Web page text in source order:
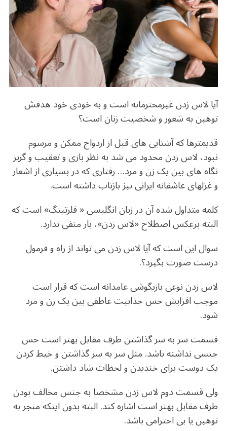
o
k p
آیا لاس زدن غیرمحترمانه است و به خودی خود هدفش
توهین به شعور و شخصیت زنان است؟
قدیمترها که آشنایی های قبل از ازدواج ممکن و مرسوم
نبود، لاس زدن محدود می شد به نظر بازی و تعقیب و گریز
نگاه های بین یک زن و مرد… رفتاری که در بسیاری از اشعار
و غزلهای عاشقانه ایرانی نیز بازتاب داشته است.
کلمه متداول شده آن در زبان انگلیسی « فلرتینگ» است که
البته برعکس اصطلاح «لاس زدن»، بار منفی ندارد.
سوال این است که آیا لاس زدن می تواند از راه و فرمول
درست صورت بگیرد؟.
لاس زدن نوعی بازیگوشی عامدانه است که قرار است
موجب افزایش حس جذابیت عاطفی بین یک زن و مرد
شود.
قسمت سر به سر گذاشتن طرف مقابل بهتر است حس
جنسی نداشته باشد. مثل سر به سر گذاشتن و خیط کردن
یک دوست برای خندیدن و لحظات شاد داشتن.
ولی قسمت دوم لاس زدن مشخصا به جنس مخالف بودن
طرف مقابل بهتر است اشاره کند. البته بدون اینکه منجر به
توهین یا بی احترامی باشد.